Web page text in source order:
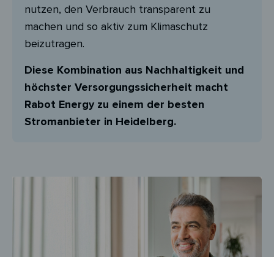
nutzen, den Verbrauch transparent zu
machen und so aktiv zum Klimaschutz
beizutragen.
Diese Kombination aus Nachhaltigkeit und
höchster Versorgungssicherheit macht
Rabot Energy zu einem der besten
Stromanbieter in Heidelberg.